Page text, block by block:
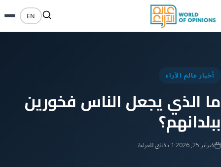
EN
أخبار عالم الآراء
ما الذي يجعل الناس فخورين
ببلدانهم؟
فبراير 25, 2026 ·1 دقائق للقراءة